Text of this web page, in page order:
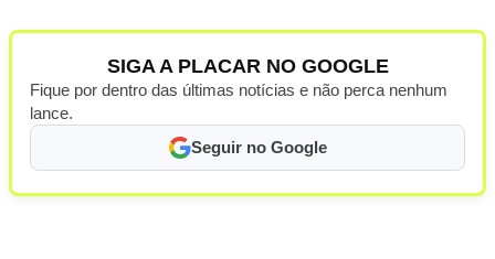
SIGA A PLACAR NO GOOGLE
Fique por dentro das últimas notícias e não perca nenhum
lance.
Seguir no Google